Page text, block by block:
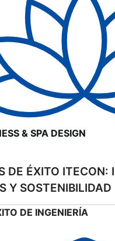
& SPA DESIGN
DE ÉXITO ITECON:
Y SOSTENIBILIDAD
DE INGENIERÍA